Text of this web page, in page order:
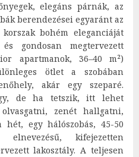
elegáns párnák, az
berendezései egyaránt az
bohém eleganciáját
gondosan megtervezett
apartmanok, 36–40 m²)
ötlet a szobában
akár egy szeparé.
de ha tetszik, itt lehet
zenét hallgatni,
egy hálószobás, 45-50
elnevezésű, kifejezetten
lakosztály. A teljesen